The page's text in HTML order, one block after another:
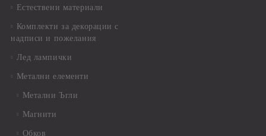
Естествени материали
Комплекти за декорации с
надписи и пожелания
Лед лампички
Метални елементи
Метални Ъгли
Магнити
Обков